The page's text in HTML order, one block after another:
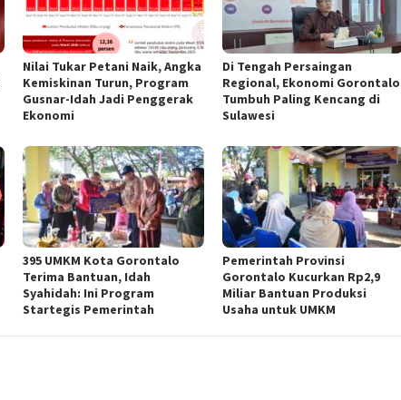
Nilai Tukar Petani Naik, Angka
Kemiskinan Turun, Program
Gusnar-Idah Jadi Penggerak
Ekonomi
Di Tengah Persaingan
Regional, Ekonomi Gorontalo
Tumbuh Paling Kencang di
Sulawesi
395 UMKM Kota Gorontalo
Terima Bantuan, Idah
Syahidah: Ini Program
Startegis Pemerintah
Pemerintah Provinsi
Gorontalo Kucurkan Rp2,9
Miliar Bantuan Produksi
Usaha untuk UMKM